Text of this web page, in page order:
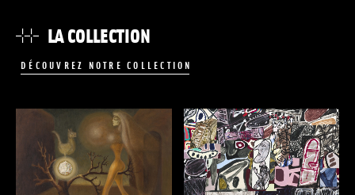
LA COLLECTION
DÉCOUVREZ NOTRE COLLECTION